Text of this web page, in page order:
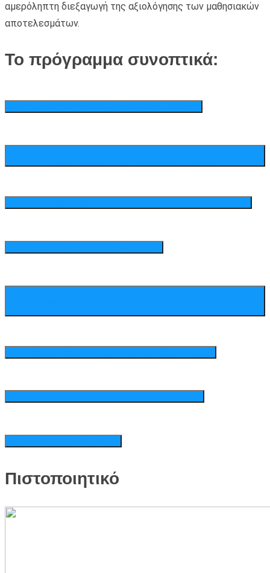
αμερόληπτη διεξαγωγή της αξιολόγησης των μαθησιακών
αποτελεσμάτων.
Το πρόγραμμα συνοπτικά:
Πιστοποιητικό